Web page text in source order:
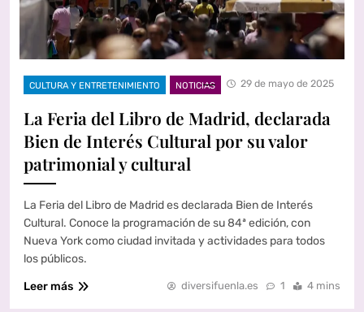
CULTURA Y ENTRETENIMIENTO NOTICIAS 29 de mayo de 2025
La Feria del Libro de Madrid, declarada
Bien de Interés Cultural por su valor
patrimonial y cultural
La Feria del Libro de Madrid es declarada Bien de Interés
Cultural. Conoce la programación de su 84ª edición, con
Nueva York como ciudad invitada y actividades para todos
los públicos.
Leer más
diversifuenla.es 1 4 mins